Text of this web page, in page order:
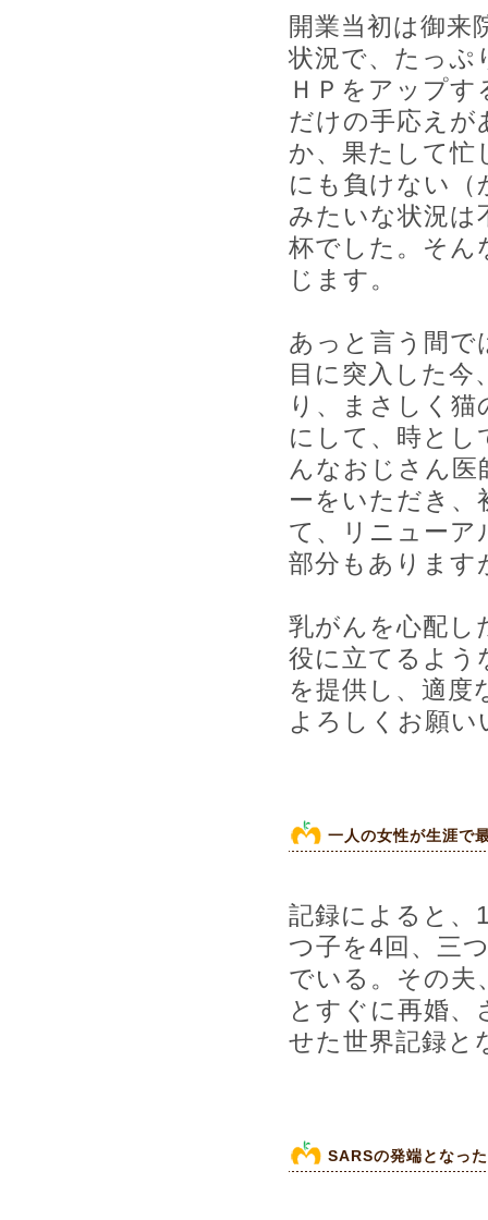
開業当初は御来
状況で、たっぷ
ＨＰをアップ
だけの手応えが
か、果たして
にも負けない（
みたいな状況は
杯でした。そん
じます。
あっと言う間で
目に突入した今
り、まさしく
にして、時と
んなおじさん
ーをいただき、
て、リニューア
部分もあります
乳がんを心配し
役に立てるよう
を提供し、適度
よろしくお願
一人の女性が生涯で
記録によると、
つ子を4回、三
でいる。その夫
とすぐに再婚
せた世界記録と
SARSの発端となっ